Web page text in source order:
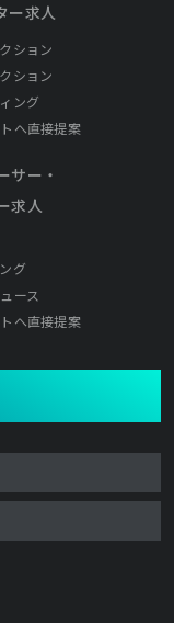
ー求人
ション
ション
ング
へ直接提案
サー・
求人
グ
ース
へ直接提案